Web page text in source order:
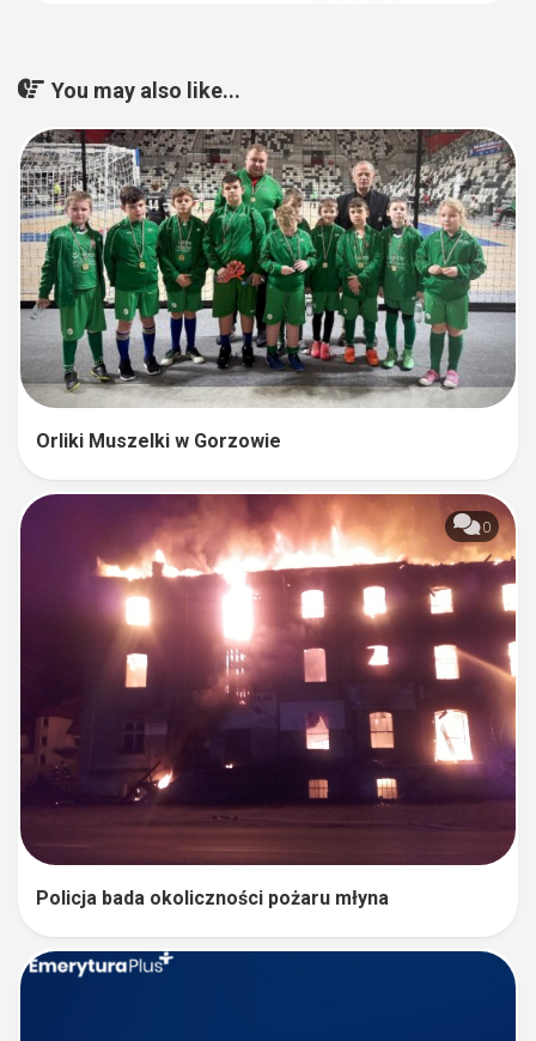
You may also like...
Orliki Muszelki w Gorzowie
0
Policja bada okoliczności pożaru młyna